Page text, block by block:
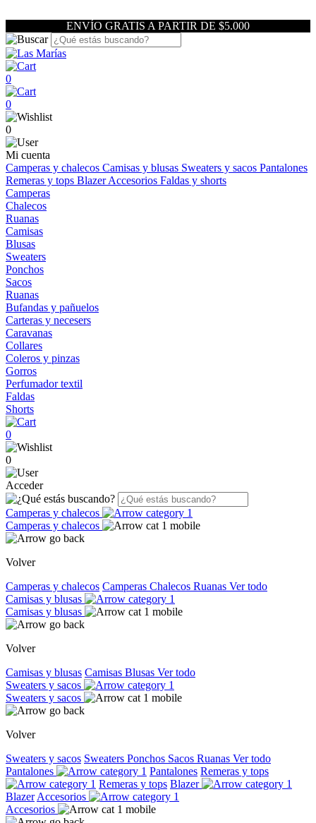
ENVÍO GRATIS A PARTIR DE $5.000
0
0
0
Mi cuenta
Camperas y chalecos Camisas y blusas Sweaters y sacos Pantalones
Remeras y tops BlazerAccesorios Faldas y shorts
Camperas
Chalecos
Ruanas
Camisas
Blusas
Sweaters
Ponchos
Sacos
Ruanas
Bufandas y pañuelos
Carteras y necesers
Caravanas
Collares
Coleros y pinzas
Gorros
Perfumador textil
Faldas
Shorts
0
0
Acceder
Camperas y chalecos
Camperas y chalecos
Volver
Camperas y chalecos Camperas Chalecos Ruanas Ver todo
Camisas y blusas
Camisas y blusas
Volver
Camisas y blusas Camisas Blusas Ver todo
Sweaters y sacos
Sweaters y sacos
Volver
Sweaters y sacos Sweaters Ponchos Sacos Ruanas Ver todo
Pantalones
Pantalones Remeras y tops
Remeras y tops Blazer
Blazer Accesorios
Accesorios